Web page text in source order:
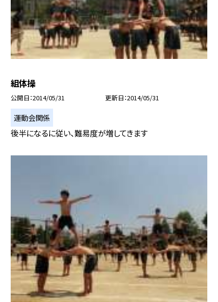
組体操
公開日 2014/05/31 更新日 2014/05/31
運動会関係
後半になるに従い、難易度が増してきます